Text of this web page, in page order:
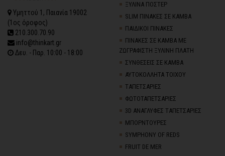
Υμηττού 1, Παιανία 19002
(1ος όροφος)
210.300.70.90
info@thinkart.gr
Δευ. - Παρ. 10:00 - 18:00
ΞΥΛΙΝΑ ΠΟΣΤΕΡ
SLIM ΠΙΝΑΚΕΣ ΣΕ ΚΑΜΒΑ
ΠΑΙΔΙΚΟΙ ΠΙΝΑΚΕΣ
ΠΙΝΑΚΕΣ ΣΕ ΚΑΜΒΑ ΜΕ
ΖΩΓΡΑΦΙΣΤΗ ΞΥΛΙΝΗ ΠΛΑΤΗ
ΣΥΝΘΕΣΕΙΣ ΣΕ ΚΑΜΒΑ
ΑΥΤΟΚΟΛΛΗΤΑ ΤΟΙΧΟΥ
TΑΠΕΤΣΑΡΙΕΣ
ΦΩΤΟΤΑΠΕΤΣΑΡΙΕΣ
3D AΝΑΓΛΥΦΕΣ TΑΠΕΤΣΑΡΙΕΣ
ΜΠΟΡΝΤΟΥΡΕΣ
SYMPHONY OF REDS
FRUIT DE MER